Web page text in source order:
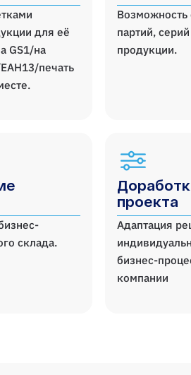
для её
GS1/на
печать
партий,
продукции.
склада.
проекта
Адаптация
бизнес-
компании